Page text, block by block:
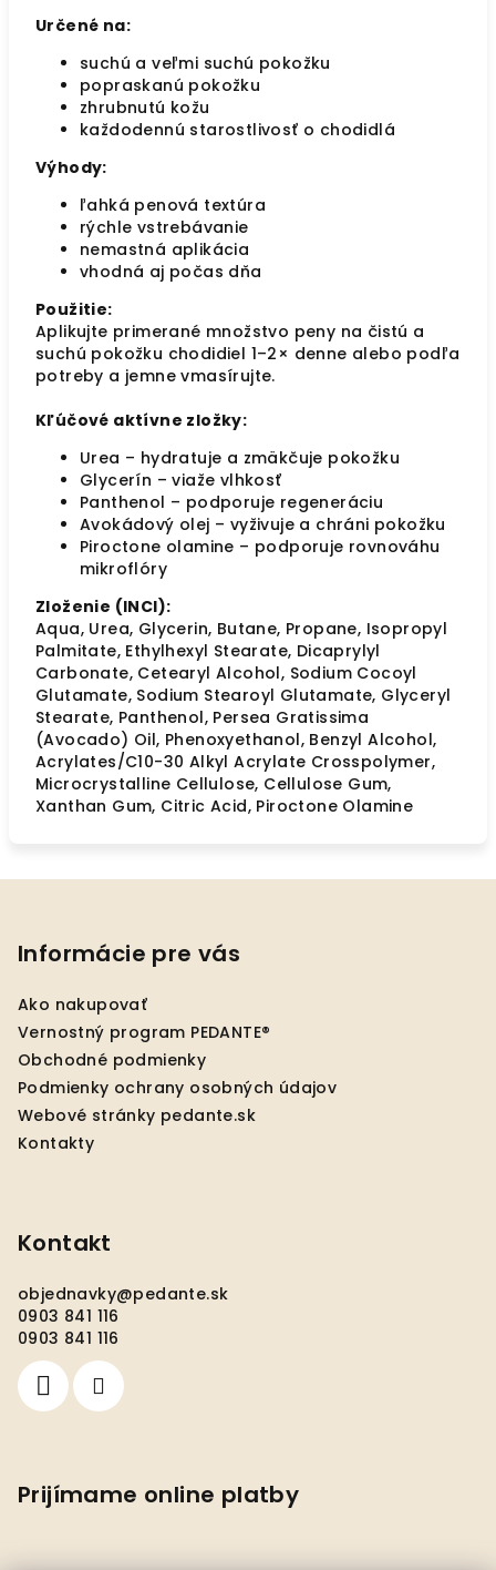
Určené na:
suchú a veľmi suchú pokožku
popraskanú pokožku
zhrubnutú kožu
každodennú starostlivosť o chodidlá
Výhody:
ľahká penová textúra
rýchle vstrebávanie
nemastná aplikácia
vhodná aj počas dňa
Použitie:
Aplikujte primerané množstvo peny na čistú a
suchú pokožku chodidiel 1–2× denne alebo podľa
potreby a jemne vmasírujte.
Kľúčové aktívne zložky:
Urea – hydratuje a zmäkčuje pokožku
Glycerín – viaže vlhkosť
Panthenol – podporuje regeneráciu
Avokádový olej – vyživuje a chráni pokožku
Piroctone olamine – podporuje rovnováhu
mikroflóry
Zloženie (INCI):
Aqua, Urea, Glycerin, Butane, Propane, Isopropyl
Palmitate, Ethylhexyl Stearate, Dicaprylyl
Carbonate, Cetearyl Alcohol, Sodium Cocoyl
Glutamate, Sodium Stearoyl Glutamate, Glyceryl
Stearate, Panthenol, Persea Gratissima
(Avocado) Oil, Phenoxyethanol, Benzyl Alcohol,
Acrylates/C10-30 Alkyl Acrylate Crosspolymer,
Microcrystalline Cellulose, Cellulose Gum,
Xanthan Gum, Citric Acid, Piroctone Olamine
Informácie pre vás
Ako nakupovať
Vernostný program PEDANTE®
Obchodné podmienky
Podmienky ochrany osobných údajov
Webové stránky pedante.sk
Kontakty
Kontakt
objednavky@pedante.sk
0903 841 116
0903 841 116
Prijímame online platby